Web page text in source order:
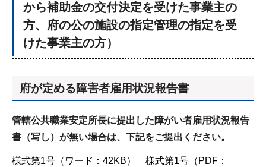
から補助金の交付決定を受けた事業主の
方、府の公の施設の指定管理の指定を受
けた事業主の方）
府が定める障害者雇用状況報告書
管轄公共職業安定所長に提出した障がい者雇用状況報告
書（写し）が無い場合は、下記をご提出ください。
様式第1号（ワード：42KB）
様式第1号（PDF：